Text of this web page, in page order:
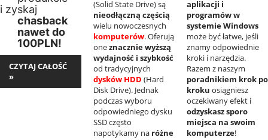
i zyskaj
chasback
nawet do
100PLN!
CZYTAJ CAŁOŚĆ
»
(Solid State Drive) są
nieodłączną częścią
wielu nowoczesnych
komputerów. Oferują
oneznacznie wyższą
wydajność i szybkość
od tradycyjnych
dysków HDD (Hard
Disk Drive). Jednak
podczas wyboru
odpowiedniego dysku
SSD często
napotykamy na różne
aplikacji i
programów w
systemie Windows
może być łatwe, jeśli
znamy odpowiednie
kroki i narzędzia.
Razem z naszym
poradnikiem krok po
kroku osiągniesz
oczekiwany efekt i
odzyskasz sporo
miejsca na swoim
komputerze!